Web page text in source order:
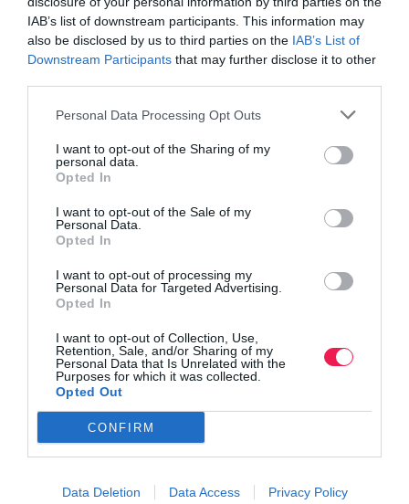
IAB’s list of downstream participants. This information may
also be disclosed by us to third parties on the IAB’s List of
Downstream Participants that may further disclose it to other
Personal Data Processing Opt Outs
I want to opt-out of the Sharing of my
personal data.
Opted In
I want to opt-out of the Sale of my
Personal Data.
Opted In
I want to opt-out of processing my
Personal Data for Targeted Advertising.
Opted In
I want to opt-out of Collection, Use,
Retention, Sale, and/or Sharing of my
Personal Data that Is Unrelated with the
Purposes for which it was collected.
Opted Out
CONFIRM
Data Deletion Data Access Privacy Policy